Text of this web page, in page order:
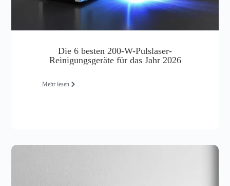
Die 6 besten 200-W-Pulslaser-
Reinigungsgeräte für das Jahr 2026
Mehr lesen